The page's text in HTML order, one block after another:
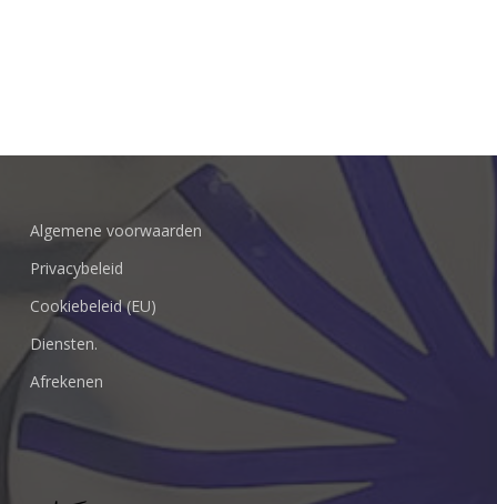
Geen producten in de winkelwagen.
Go To Shop
Algemene voorwaarden
Privacybeleid
Cookiebeleid (EU)
Diensten.
Afrekenen